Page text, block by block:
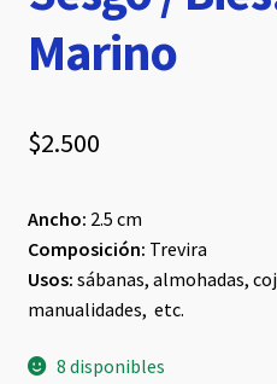
Marino
$2.500
Ancho: 2.5 cm
Composición: Trevira
Usos: sábanas, almohadas,
manualidades, etc.
8 disponibles